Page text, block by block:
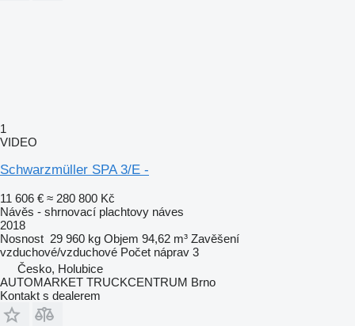
1
VIDEO
Schwarzmüller SPA 3/E -
11 606 € ≈ 280 800 Kč
Návěs - shrnovací plachtovy náves
2018
Nosnost 29 960 kg Objem 94,62 m³ Zavěšení
vzduchové/vzduchové Počet náprav 3
Česko, Holubice
AUTOMARKET TRUCKCENTRUM Brno
Kontakt s dealerem